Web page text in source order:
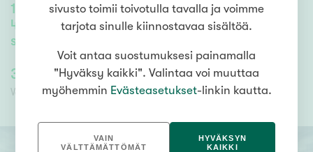
132 m²/146m²
4mh, oh, k, erillinen wc, khh, kylpyhuone/wc,
sauna
325 000,00 €
Velaton hinta
325 000,00 €
Myyntihinta
sivusto toimii toivotulla tavalla ja voimme
tarjota sinulle kiinnostavaa sisältöä.
Voit antaa suostumuksesi painamalla
"Hyväksy kaikki". Valintaa voi muuttaa
myöhemmin Evästeasetukset-linkin kautta.
VAIN
VÄLTTÄMÄTTÖMÄT
HYVÄKSYN
KAIKKI